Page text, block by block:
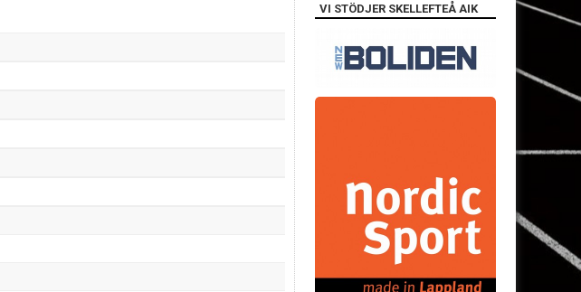
VI STÖDJER SKELLEFTEÅ AIK